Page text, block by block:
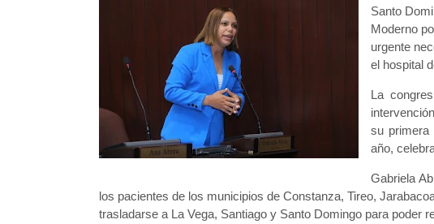
Santo
Moderno
urgente
el hospital
La
su primera
año,
Gabriela
los pacientes de los municipios de Constanza, Tireo,
trasladarse a La Vega, Santiago y Santo Domingo para poder